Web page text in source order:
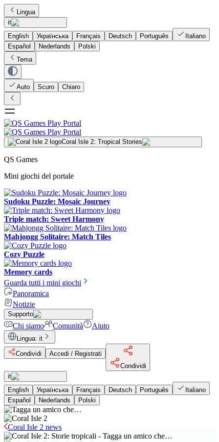
Lingua
it
English
Українська Français Deutsch Português
Italiano
Español
Nederlands
Polski
Tema
Auto Scuro Chiaro
Coral Isle 2: Tropical Stories
QS Games
Mini giochi del portale
Sudoku Puzzle: Mosaic Journey
Triple match: Sweet Harmony
Mahjongg Solitaire: Match Tiles
Cozy Puzzle
Memory cards
Guarda tutti i mini giochi
Panoramica
Notizie
Supporto
Chi siamo Comunità Aiuto
Lingua: it
Condividi
Accedi / Registrati
Condividi
it
English
Українська Français Deutsch Português
Italiano
Español
Nederlands Polski
Coral Isle 2 news